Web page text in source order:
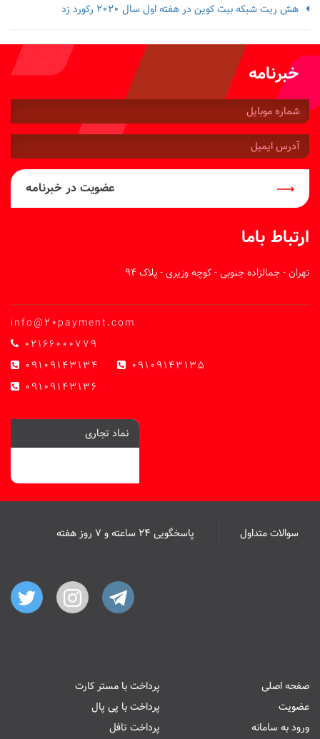
هش ریت شبکه بیت کوین در هفته اول سال 2020 رکورد زد
خبرنامه
شماره
موبایل:
آدرس
ایمیل:
عضویت در خبرنامه
ارتباط باما
تهران - جمالزاده جنوبی - کوچه وزیری - پلاک 94
info@20payment.com
02166000779
09109143134
09109143135
09109143136
نماد تجاری
سوالات متداول پاسخگویی ۲۴ ساعته و ۷ روز هفته
صفحه اصلی
عضویت
ورود به سامانه
پرداخت با مستر کارت
پرداخت با پی پال
پرداخت تافل